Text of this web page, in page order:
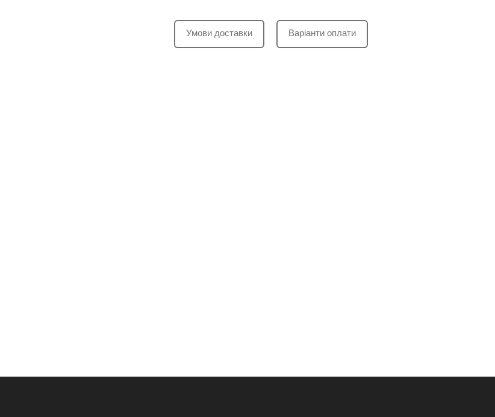
Умови доставки Варіанти оплати